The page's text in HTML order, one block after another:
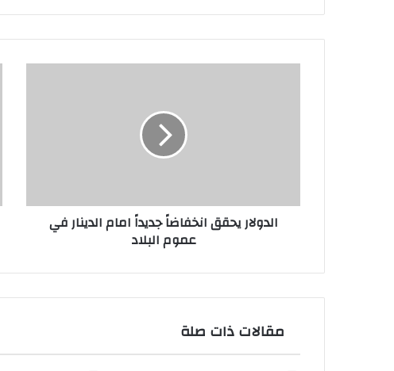
البلاد
الدولار يحقق انخفاضاً جديداً امام الدينار في
عموم البلاد
مقالات ذات صلة